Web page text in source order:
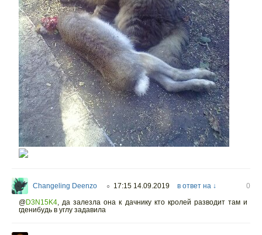
Changeling Deenzo ○ 17:15 14.09.2019 в ответ на ↓
0
@D3N15K4
да залезла она к дачнику кто кролей разводит там и
гденибудь в углу задавила